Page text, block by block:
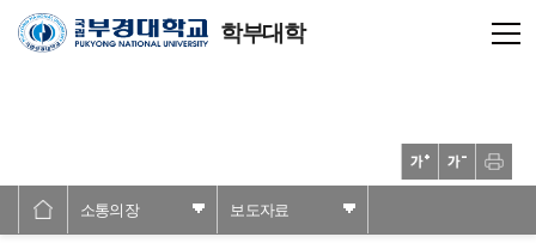
학부대학
소통의장 보도자료